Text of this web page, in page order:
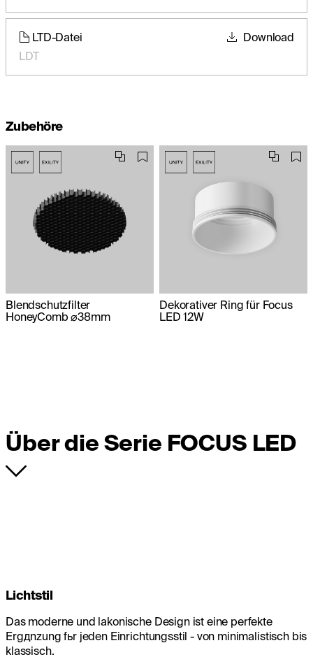
LTD-Datei
LDT
Download
Zubehöre
Blendschutzfilter
HoneyComb ⌀38mm
Dekorativer Ring für Focus
LED 12W
Über die Serie FOCUS LED
Lichtstil
Das moderne und lakonische Design ist eine perfekte
Ergдnzung fьr jeden Einrichtungsstil - von minimalistisch bis
klassisch.